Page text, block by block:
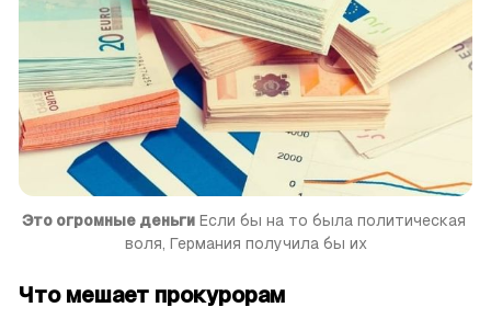
Это огромные деньги Если бы на то была политическая
воля, Германия получила бы их
Что мешает прокурорам